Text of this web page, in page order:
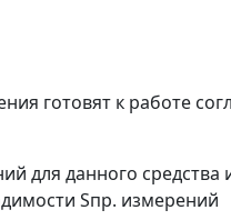
готовят к работе
для данного средства
Sпр. измерений